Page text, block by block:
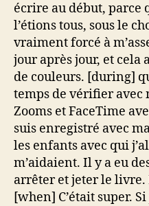
écrire au début, parce
l’étions tous, sous le
vraiment forcé à
jour après jour, et cela
de couleurs. [during]
temps de vérifier avec
Zooms et FaceTime
suis enregistré avec
les enfants avec qui
m’aidaient. Il y a eu
arrêter et jeter le livre.
[when] C’était super.